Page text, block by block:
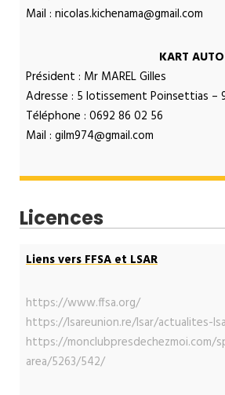
Mail : nicolas.kichenama@gmail.com
KART
Président : Mr MAREL Gilles
Adresse : 5 lotissement Poinsettias –
Téléphone : 0692 86 02 56
Mail : gilm974@gmail.com
Licences
Liens vers FFSA et LSAR
https://www.ffsa.org/
https://lsareunion.re/lsar/actualites-
https://monclubpresdechezmoi.com/
area/5263/542/